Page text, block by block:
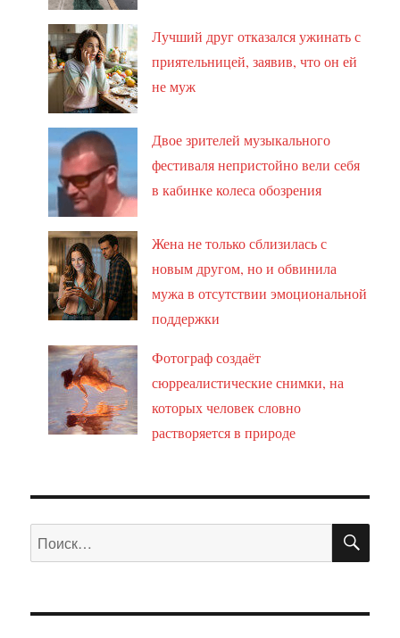
Лучший друг отказался ужинать с
приятельницей, заявив, что он ей
не муж
Двое зрителей музыкального
фестиваля непристойно вели себя
в кабинке колеса обозрения
Жена не только сблизилась с
новым другом, но и обвинила
мужа в отсутствии эмоциональной
поддержки
Фотограф создаёт
сюрреалистические снимки, на
которых человек словно
растворяется в природе
Искать: